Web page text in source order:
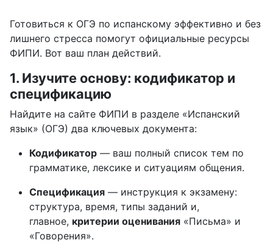
Готовиться к ОГЭ по испанскому эффективно и без
лишнего стресса помогут официальные ресурсы
ФИПИ. Вот ваш план действий.
1. Изучите основу: кодификатор и
спецификацию
Найдите на сайте ФИПИ в разделе «Испанский
язык» (ОГЭ) два ключевых документа:
Кодификатор — ваш полный список тем по
грамматике, лексике и ситуациям общения.
Спецификация — инструкция к экзамену:
структура, время, типы заданий и,
главное, критерии оценивания «Письма» и
«Говорения».